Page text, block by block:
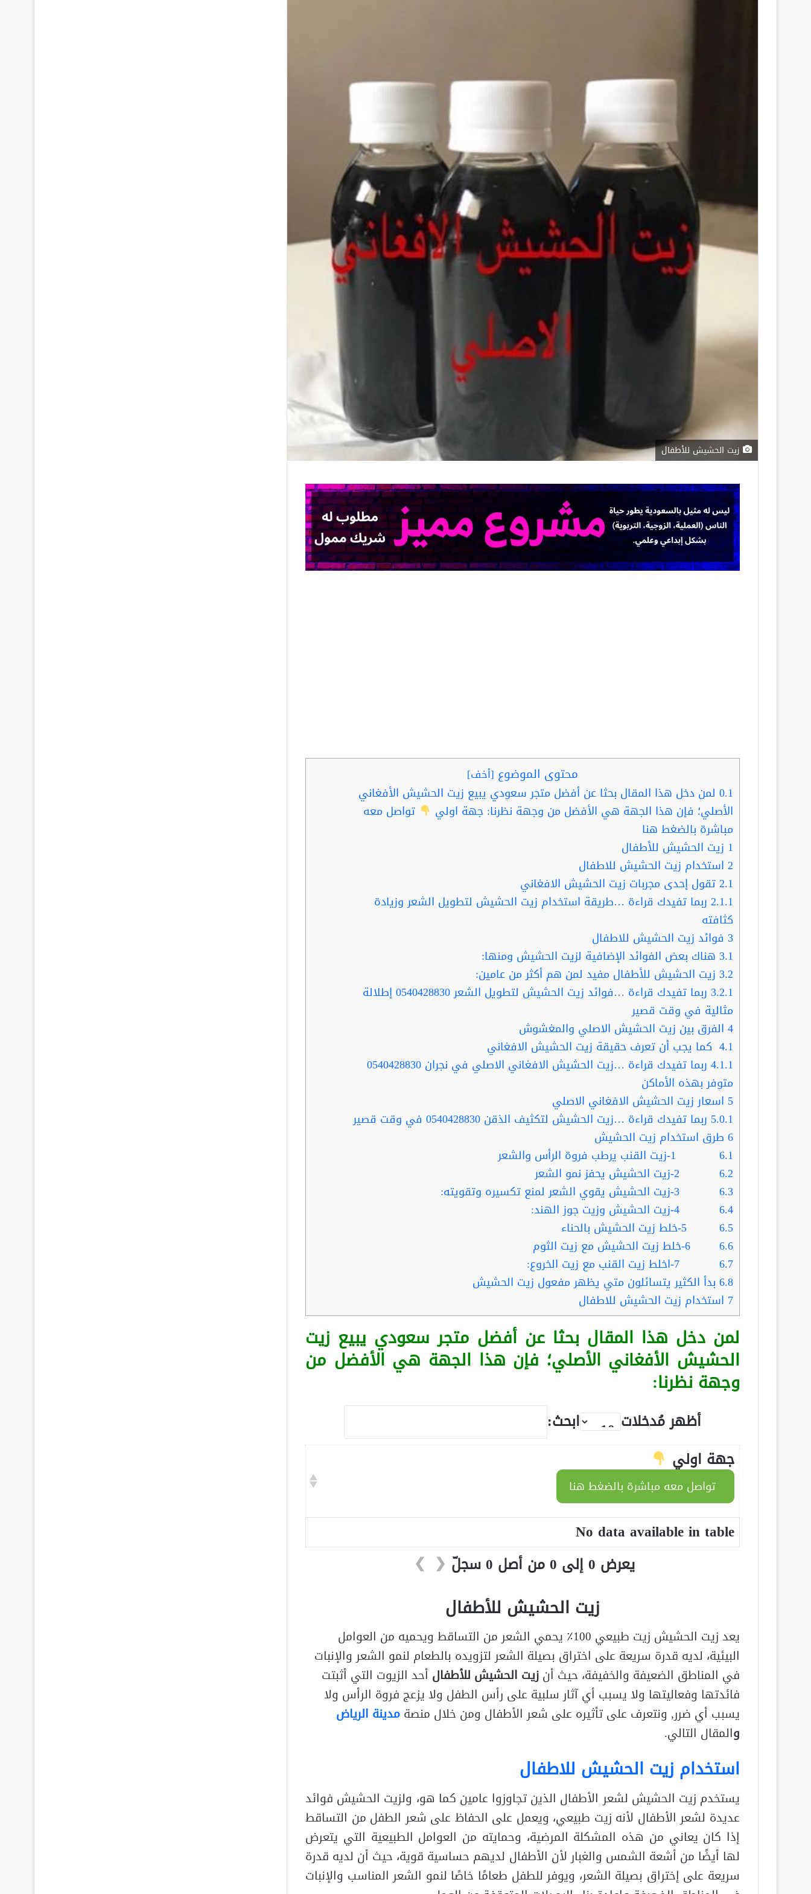
زيت الحشيش للأطفال
محتوى الموضوع [أخف]
0.1 لمن دخل هذا المقال بحثا عن أفضل متجر سعودي يبيع زيت الحشيش الأفغاني
الأصلي؛ فإن هذا الجهة هي الأفضل من وجهة نظرنا: جهة اولي
تواصل معه
مباشرة بالضغط هنا
1 زيت الحشيش للأطفال
2 استخدام زيت الحشيش للاطفال
2.1تقول إحدى مجربات زيت الحشيش الافغاني
2.1.1 ربما تفيدك قراءة …طريقة استخدام زيت الحشيش لتطويل الشعر وزيادة
كثافته
3 فوائد زيت الحشيش للاطفال
3.1 هناك بعض الفوائد الإضافية لزيت الحشيش ومنها:
3.2 زيت الحشيش للأطفال مفيد لمن هم أكثر من عامين:
3.2.1
ربما تفيدك قراءة …فوائد زيت الحشيش لتطويل الشعر 0540428830 إطلالة
مثالية في وقت قصير
4 الفرق بين زيت الحشيش الاصلي والمغشوش
4.1 كما يجب أن تعرف حقيقة زيت الحشيش الافغاني
4.1.1
ربما تفيدك قراءة …زيت الحشيش الافغاني الاصلي في نجران 0540428830
متوفر بهذه الأماكن
5 اسعار زيت الحشيش الافغاني الاصلي
5.0.1 ربما تفيدك قراءة …زيت الحشيش لتكثيف الذقن 0540428830 في وقت قصير
6 طرق استخدام زيت الحشيش
6.1
6.2
6.3
6.4
6.5
6.6
6.7
6.8 بدأ الكثير يتسائلون متي يظهر مفعول زيت الحشيش
7 استخدام زيت الحشيش للاطفال
لمن دخل هذا المقال بحثا عن أفضل متجر سعودي يبيع زيت
الحشيش الأفغاني الأصلي؛ فإن هذا الجهة هي الأفضل من
وجهة نظرنا:
أظهر مُدخلات
ابحث:
جهة اولي
تواصل معه مباشرة بالضغط هنا
No data available in table
يعرض 0 إلى 0 من أصل 0 سجلّ
❮
❯
زيت الحشيش للأطفال
يعد زيت الحشيش زيت طبيعي 100٪ يحمي الشعر من التساقط ويحميه من العوامل
البيئية، لديه قدرة سريعة على اختراق بصيلة الشعر لتزويده بالطعام لنمو الشعر والإنبات
في المناطق الضعيفة والخفيفة، حيث أنزيت الحشيش للأطفال أحد الزيوت التي أثبتت
فائدتها وفعاليتها ولا يسبب أي آثار سلبية على رأس الطفل ولا يزعج فروة الرأس ولا
يسبب أي ضرر, ونتعرف على تأثيره على شعر الأطفال ومن خلال منصةمدينة الرياض
والمقال التالي.
استخدام زيت الحشيش للاطفال
يستخدم زيت الحشيش لشعر الأطفال الذين تجاوزوا عامين كما هو، ولزيت الحشيش فوائد
عديدة لشعر الأطفال لأنه زيت طبيعي، ويعمل على الحفاظ على شعر الطفل من التساقط
إذا كان يعاني من هذه المشكلة المرضية، وحمايته من العوامل الطبيعية التي يتعرض
لها أيضًا من أشعة الشمس والغبار لأن الأطفال لديهم حساسية قوية، حيث أن لديه قدرة
سريعة على إختراق بصيلة الشعر، ويوفر للطفل طعامًا خاصًا لنمو الشعر المناسب والإنبات